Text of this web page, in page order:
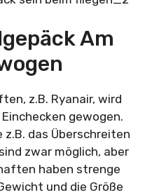
Am
z.B. Ryanair, wird
gewogen.
z.B. das Überschreiten
zwar möglich, aber
haben strenge
und die Größe